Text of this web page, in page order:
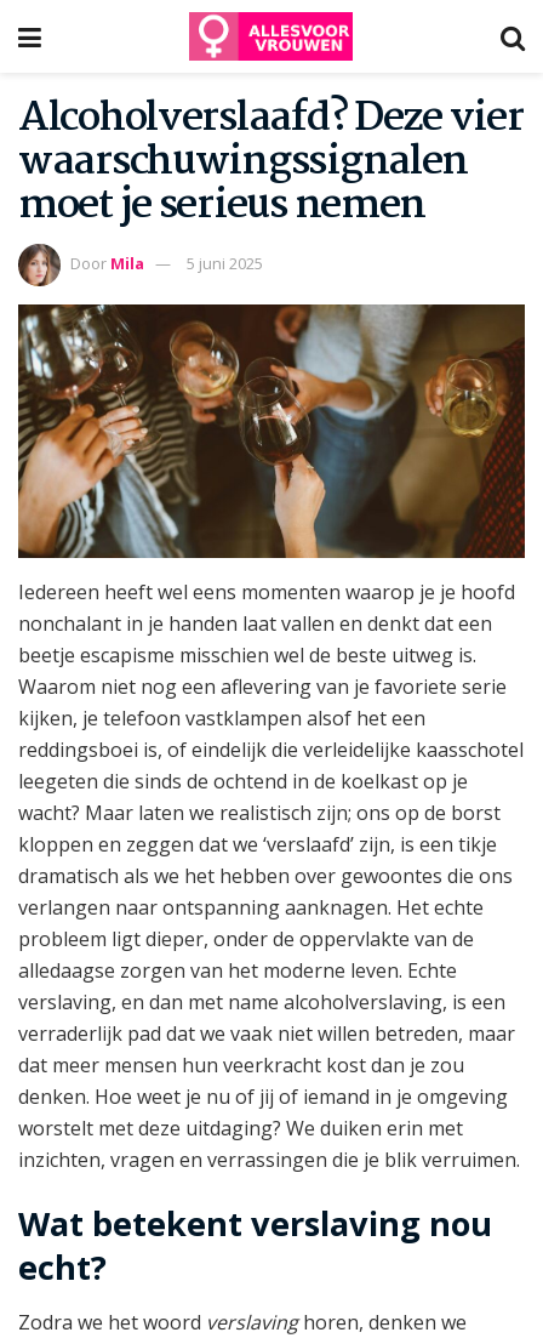
Alcoholverslaafd? Deze vier
waarschuwingssignalen
moet je serieus nemen
Door Mila 5 juni 2025
Iedereen heeft wel eens momenten waarop je je hoofd
nonchalant in je handen laat vallen en denkt dat een
beetje escapisme misschien wel de beste uitweg is.
Waarom niet nog een aflevering van je favoriete serie
kijken, je telefoon vastklampen alsof het een
reddingsboei is, of eindelijk die verleidelijke kaasschotel
leegeten die sinds de ochtend in de koelkast op je
wacht? Maar laten we realistisch zijn; ons op de borst
kloppen en zeggen dat we ‘verslaafd’ zijn, is een tikje
dramatisch als we het hebben over gewoontes die ons
verlangen naar ontspanning aanknagen. Het echte
probleem ligt dieper, onder de oppervlakte van de
alledaagse zorgen van het moderne leven. Echte
verslaving, en dan met name alcoholverslaving, is een
verraderlijk pad dat we vaak niet willen betreden, maar
dat meer mensen hun veerkracht kost dan je zou
denken. Hoe weet je nu of jij of iemand in je omgeving
worstelt met deze uitdaging? We duiken erin met
inzichten, vragen en verrassingen die je blik verruimen.
Wat betekent verslaving nou
echt?
Zodra we het woord verslavinghoren, denken we